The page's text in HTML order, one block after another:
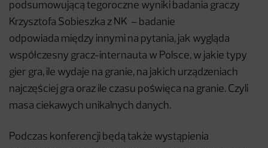
podsumowującą tegoroczne wyniki badania graczy
Krzysztofa Sobieszka z NK – badanie
odpowiada między innymi na pytania, jak wygląda
współczesny gracz-internauta w Polsce, w jakie typy
gier gra, ile wydaje na granie, na jakich urządzeniach
najczęściej gra oraz ile czasu poświęca na granie. Czyli
masa ciekawych unikalnych danych.
Podczas konferencji będą także wystąpienia